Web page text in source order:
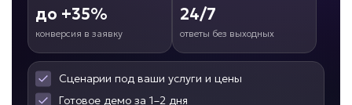
от 59 000 ₽ под ключ
до +35%
конверсия в заявку
24/7
ответы без выходных
Сценарии под ваши услуги и цены
Готовое демо за 1–2 дня